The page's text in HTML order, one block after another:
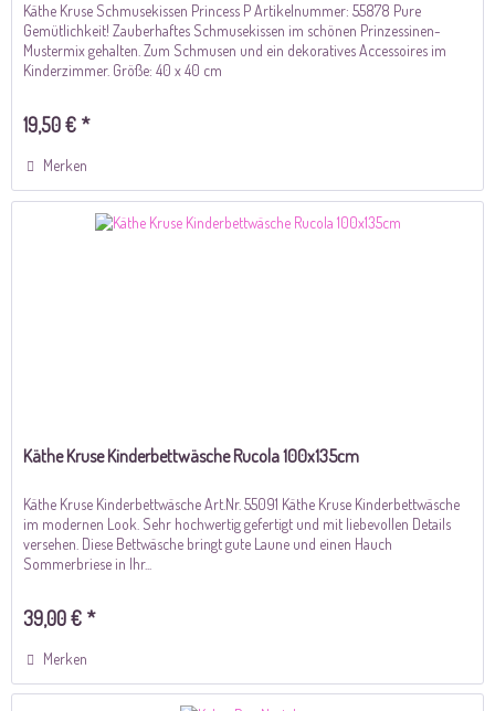
Käthe Kruse Schmusekissen Princess P Artikelnummer: 55878 Pure
Gemütlichkeit! Zauberhaftes Schmusekissen im schönen Prinzessinen-
Mustermix gehalten. Zum Schmusen und ein dekoratives Accessoires im
Kinderzimmer. Größe: 40 x 40 cm
19,50 € *
Merken
Käthe Kruse Kinderbettwäsche Rucola 100x135cm
Käthe Kruse Kinderbettwäsche Art.Nr. 55091 Käthe Kruse Kinderbettwäsche
im modernen Look. Sehr hochwertig gefertigt und mit liebevollen Details
versehen. Diese Bettwäsche bringt gute Laune und einen Hauch
Sommerbriese in Ihr...
39,00 € *
Merken